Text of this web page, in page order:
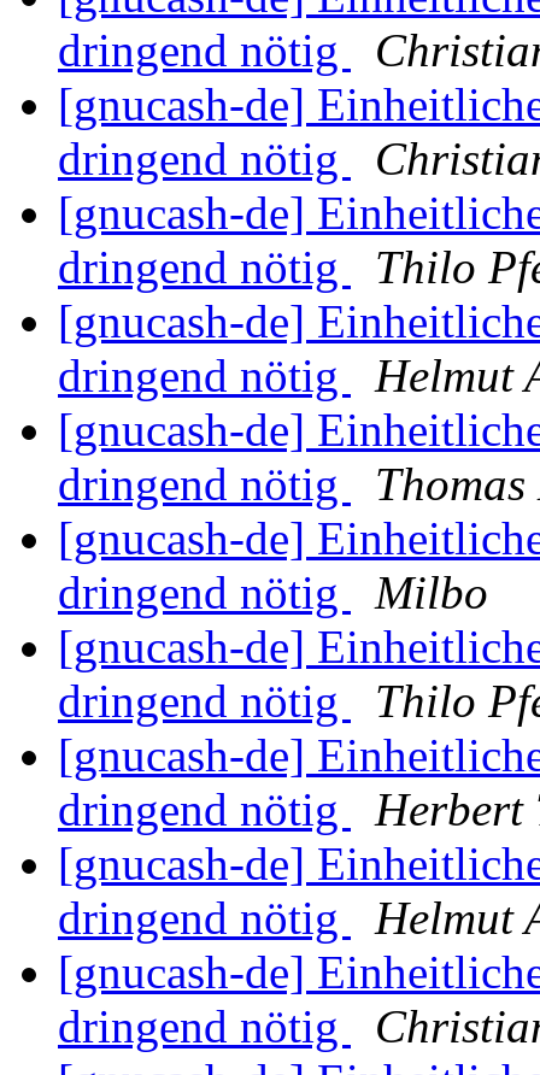
dringend nötig
[gnucash-de]
dringend nötig
[gnucash-de]
dringend nötig
Thilo
[gnucash-de]
dringend nötig
Helmut
[gnucash-de]
dringend nötig
[gnucash-de]
dringend nötig
Milbo
[gnucash-de]
dringend nötig
Thilo
[gnucash-de]
dringend nötig
Herbert
[gnucash-de]
dringend nötig
Helmut
[gnucash-de]
dringend nötig